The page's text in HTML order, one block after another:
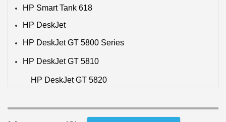
HP Smart Tank 618
HP DeskJet
HP DeskJet GT 5800 Series
HP DeskJet GT 5810
HP DeskJet GT 5820